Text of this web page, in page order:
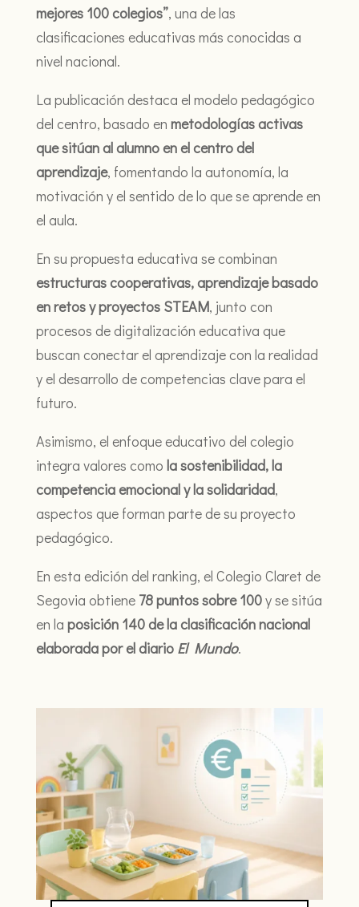
mejores 100 colegios”, una de las
clasificaciones educativas más conocidas a
nivel nacional.
La publicación destaca el modelo pedagógico
del centro, basado en metodologías activas
que sitúan al alumno en el centro del
aprendizaje, fomentando la autonomía, la
motivación y el sentido de lo que se aprende en
el aula.
En su propuesta educativa se combinan
estructuras cooperativas, aprendizaje basado
en retos y proyectos STEAM, junto con
procesos de digitalización educativa que
buscan conectar el aprendizaje con la realidad
y el desarrollo de competencias clave para el
futuro.
Asimismo, el enfoque educativo del colegio
integra valores como la sostenibilidad, la
competencia emocional y la solidaridad,
aspectos que forman parte de su proyecto
pedagógico.
En esta edición del ranking, el Colegio Claret de
Segovia obtiene 78 puntos sobre 100y se sitúa
en la posición 140 de la clasificación nacional
elaborada por el diario El Mundo.